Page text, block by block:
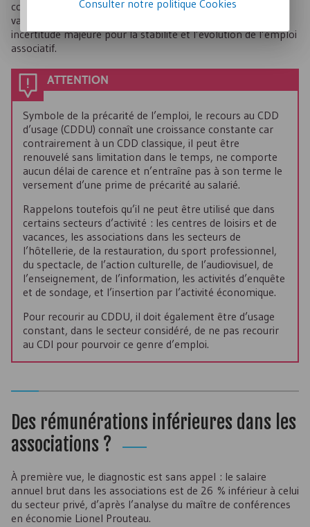
contrat étant tributaire des financements publics, la
variation des budgets qui y sont alloués représente une
incertitude majeure pour la stabilité et l’évolution de l’emploi
associatif.
ATTENTION
Symbole de la précarité de l’emploi, le recours au CDD
d’usage (CDDU) connaît une croissance constante car
contrairement à un CDD classique, il peut être
renouvelé sans limitation dans le temps, ne comporte
aucun délai de carence et n’entraîne pas à son terme le
versement d’une prime de précarité au salarié.
Rappelons toutefois qu’il ne peut être utilisé que dans
certains secteurs d’activité : les centres de loisirs et de
vacances, les associations dans les secteurs de
l’hôtellerie, de la restauration, du sport professionnel,
du spectacle, de l’action culturelle, de l’audiovisuel, de
l’enseignement, de l’information, les activités d’enquête
et de sondage, et l’insertion par l’activité économique.
Pour recourir au CDDU, il doit également être d’usage
constant, dans le secteur considéré, de ne pas recourir
au CDI pour pourvoir ce genre d’emploi.
Des rémunérations inférieures dans les
associations ?
À première vue, le diagnostic est sans appel : le salaire
annuel brut dans les associations est de 26 % inférieur à celui
du secteur privé, d’après l’analyse du maître de conférences
en économie Lionel Prouteau.
Consulter notre politiqueCookies